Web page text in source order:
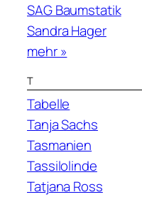
SAG Baumstatik
Sandra Hager
mehr »
T
Tabelle
Tanja Sachs
Tasmanien
Tassilolinde
Tatjana Ross